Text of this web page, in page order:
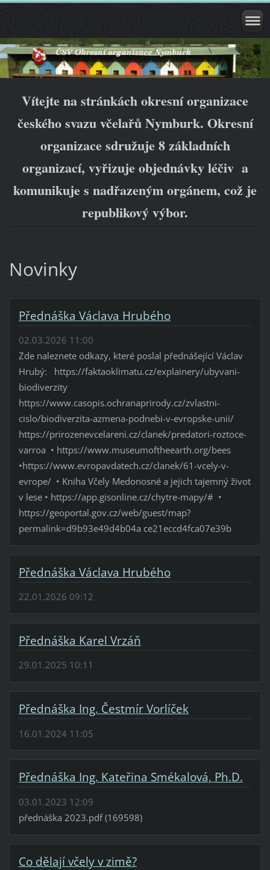
Vítejte na stránkách okresní organizace
českého svazu včelařů Nymburk. Okresní
organizace sdružuje 8 základních
organizací, vyřizuje objednávky léčiv a
komunikuje s nadřazeným orgánem, což je
republikový výbor.
Novinky
Přednáška Václava Hrubého
02.03.2026 11:00
Zde naleznete odkazy, které poslal přednášející Václav
Hrubý: https://faktaoklimatu.cz/explainery/ubyvani-
biodiverzity
https://www.casopis.ochranaprirody.cz/zvlastni-
cislo/biodiverzita-azmena-podnebi-v-evropske-unii/
https://prirozenevcelareni.cz/clanek/predatori-roztoce-
varroa • https://www.museumoftheearth.org/bees
•https://www.evropavdatech.cz/clanek/61-vcely-v-
evrope/ • Kniha Včely Medonosné a jejich tajemný život
v lese • https://app.gisonline.cz/chytre-mapy/# •
https://geoportal.gov.cz/web/guest/map?
permalink=d9b93e49d4b04a ce21eccd4fca07e39b
Přednáška Václava Hrubého
22.01.2026 09:12
Přednáška Karel Vrzáň
29.01.2025 10:11
Přednáška Ing. Čestmír Vorlíček
16.01.2024 11:05
Přednáška Ing. Kateřina Smékalová, Ph.D.
03.01.2023 12:09
přednáška 2023.pdf (169598)
Co dělají včely v zimě?